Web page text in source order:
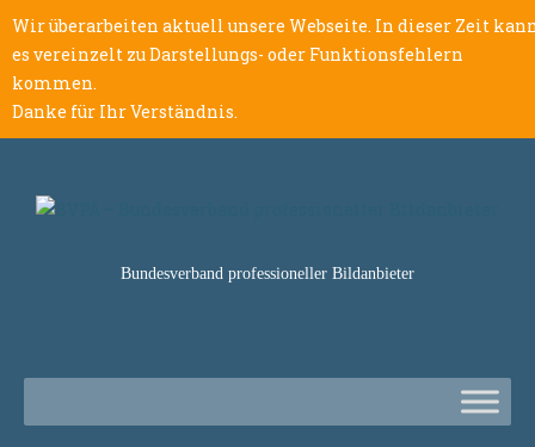
Wir überarbeiten aktuell unsere Webseite. In dieser Zeit
es vereinzelt zu Darstellungs- oder Funktionsfehlern
kommen.
Danke für Ihr Verständnis.
Bundesverband professioneller Bildanbieter